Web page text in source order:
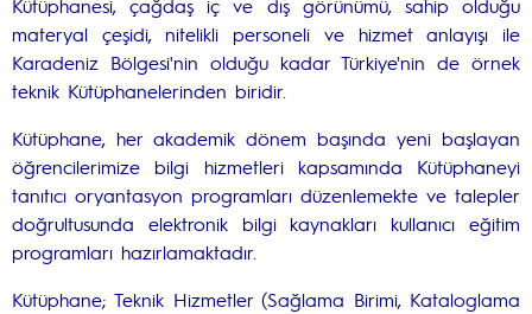
Kütüphanesi, çağdaş iç ve dış görünümü, sahip olduğu
materyal çeşidi, nitelikli personeli ve hizmet anlayışı ile
Karadeniz Bölgesi'nin olduğu kadar Türkiye'nin de örnek
teknik Kütüphanelerinden biridir.
Kütüphane, her akademik dönem başında yeni başlayan
öğrencilerimize bilgi hizmetleri kapsamında Kütüphaneyi
tanıtıcı oryantasyon programları düzenlemekte ve talepler
doğrultusunda elektronik bilgi kaynakları kullanıcı eğitim
programları hazırlamaktadır.
Kütüphane; Teknik Hizmetler (Sağlama Birimi, Kataloglama